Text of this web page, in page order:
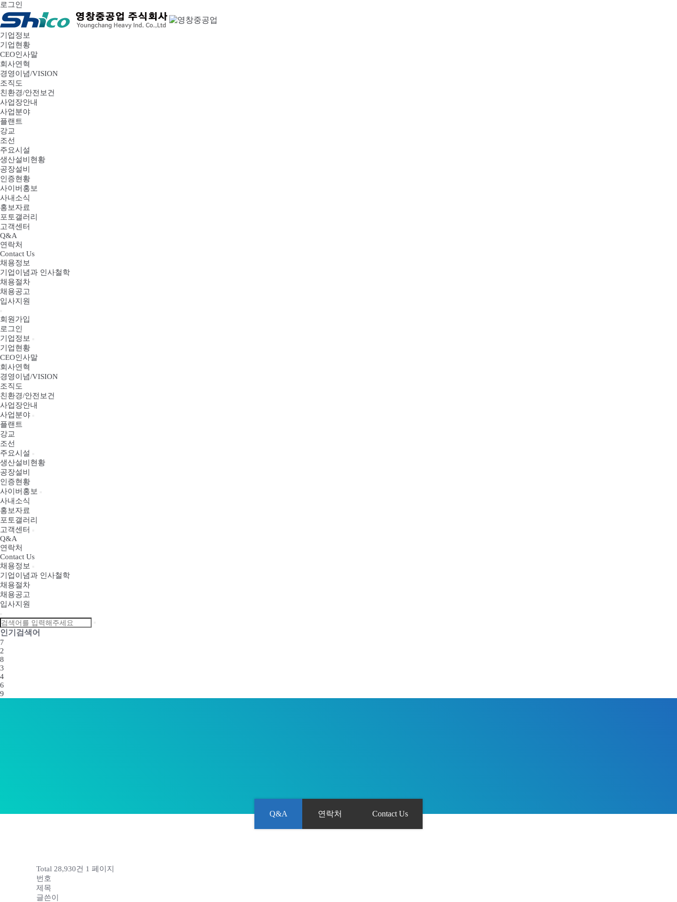
로그인
기업정보
기업현황
CEO인사말
회사연혁
경영이념/VISION
조직도
친환경/안전보건
사업장안내
사업분야
플랜트
강교
조선
주요시설
생산설비현황
공장설비
인증현황
사이버홍보
사내소식
홍보자료
포토갤러리
고객센터
Q&A
연락처
Contact Us
채용정보
기업이념과 인사철학
채용절차
채용공고
입사지원
회원가입
로그인
기업정보
기업현황
CEO인사말
회사연혁
경영이념/VISION
조직도
친환경/안전보건
사업장안내
사업분야
플랜트
강교
조선
주요시설
생산설비현황
공장설비
인증현황
사이버홍보
사내소식
홍보자료
포토갤러리
고객센터
Q&A
연락처
Contact Us
채용정보
기업이념과 인사철학
채용절차
채용공고
입사지원
인기검색어
7
2
8
3
4
6
9
Q&A 연락처 Contact Us
Total 28,930건 1 페이지
번호
제목
글쓴이